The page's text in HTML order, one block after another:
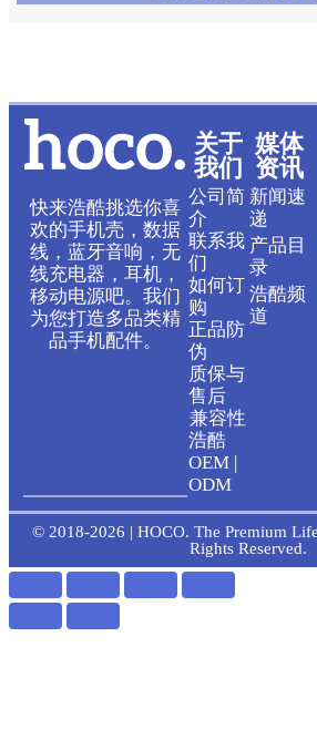
快来浩酷挑选你喜
欢的手机壳，数据
线，蓝牙音响，无
线充电器，耳机，
移动电源吧。我们
为您打造多品类精
品手机配件。
关于
我们
公司简
介
联系我
们
如何订
购
正品防
伪
质保与
售后
兼容性
浩酷
OEM |
ODM
媒体
资讯
新闻速
递
产品目
录
浩酷频
道
© 2018-2026 | HOCO. The Premium
Rights Reserved.